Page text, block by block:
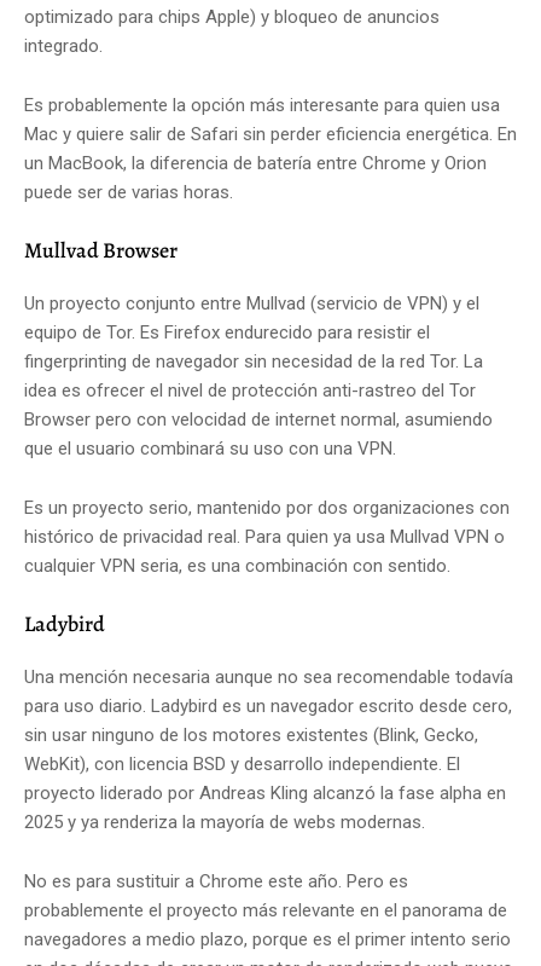
optimizado para chips Apple) y bloqueo de anuncios
integrado.
Es probablemente la opción más interesante para quien usa
Mac y quiere salir de Safari sin perder eficiencia energética. En
un MacBook, la diferencia de batería entre Chrome y Orion
puede ser de varias horas.
Mullvad Browser
Un proyecto conjunto entre Mullvad (servicio de VPN) y el
equipo de Tor. Es Firefox endurecido para resistir el
fingerprinting de navegador sin necesidad de la red Tor. La
idea es ofrecer el nivel de protección anti-rastreo del Tor
Browser pero con velocidad de internet normal, asumiendo
que el usuario combinará su uso con una VPN.
Es un proyecto serio, mantenido por dos organizaciones con
histórico de privacidad real. Para quien ya usa Mullvad VPN o
cualquier VPN seria, es una combinación con sentido.
Ladybird
Una mención necesaria aunque no sea recomendable todavía
para uso diario. Ladybird es un navegador escrito desde cero,
sin usar ninguno de los motores existentes (Blink, Gecko,
WebKit), con licencia BSD y desarrollo independiente. El
proyecto liderado por Andreas Kling alcanzó la fase alpha en
2025 y ya renderiza la mayoría de webs modernas.
No es para sustituir a Chrome este año. Pero es
probablemente el proyecto más relevante en el panorama de
navegadores a medio plazo, porque es el primer intento serio